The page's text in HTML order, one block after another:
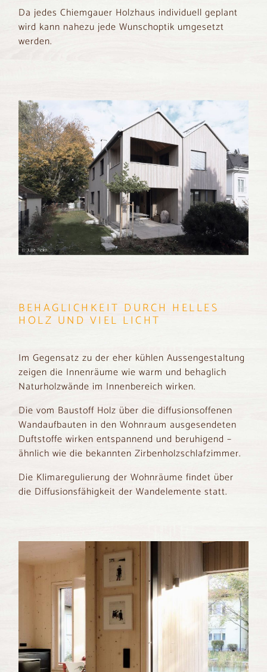
Da jedes Chiemgauer Holzhaus individuell geplant
wird kann nahezu jede Wunschoptik umgesetzt
werden.
BEHAGLICHKEIT DURCH HELLES
HOLZ UND VIEL LICHT
Im Gegensatz zu der eher kühlen Aussengestaltung
zeigen die Innenräume wie warm und behaglich
Naturholzwände im Innenbereich wirken.
Die vom Baustoff Holz über die diffusionsoffenen
Wandaufbauten in den Wohnraum ausgesendeten
Duftstoffe wirken entspannend und beruhigend –
ähnlich wie die bekannten Zirbenholzschlafzimmer.
Die Klimaregulierung der Wohnräume findet über
die Diffusionsfähigkeit der Wandelemente statt.